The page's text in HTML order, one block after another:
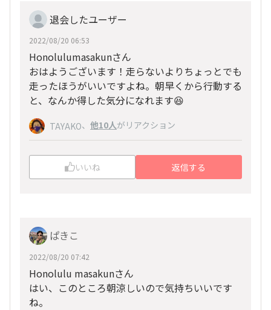
退会したユーザー
2022/08/20 06:53
Honolulumasakunさん
おはようございます！走らないよりちょっとでも
走ったほうがいいですよね。朝早くから行動する
と、なんか得した気分になれます😆
TAYAKO、 他10人がリアクション
いいね 返信する
ぱきこ
2022/08/20 07:42
Honolulu masakunさん
はい、このところ朝涼しいので気持ちいいです
ね。